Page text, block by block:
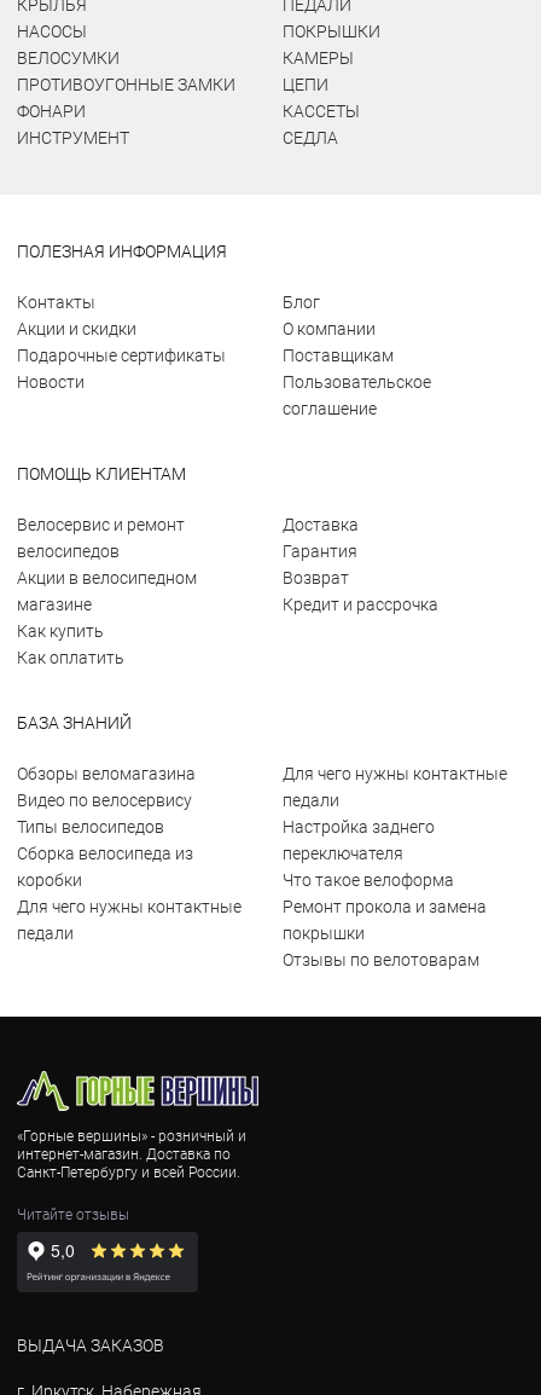
КРЫЛЬЯ
НАСОСЫ
ВЕЛОСУМКИ
ПРОТИВОУГОННЫЕ ЗАМКИ
ФОНАРИ
ИНСТРУМЕНТ
ПЕДАЛИ
ПОКРЫШКИ
КАМЕРЫ
ЦЕПИ
КАССЕТЫ
СЕДЛА
ПОЛЕЗНАЯ ИНФОРМАЦИЯ
Контакты
Акции и скидки
Подарочные сертификаты
Новости
Блог
О компании
Поставщикам
Пользовательское
соглашение
ПОМОЩЬ КЛИЕНТАМ
Велосервис и ремонт
велосипедов
Акции в велосипедном
магазине
Как купить
Как оплатить
Доставка
Гарантия
Возврат
Кредит и рассрочка
БАЗА ЗНАНИЙ
Обзоры веломагазина
Видео по велосервису
Типы велосипедов
Сборка велосипеда из
коробки
Для чего нужны контактные
педали
Для чего нужны контактные
педали
Настройка заднего
переключателя
Что такое велоформа
Ремонт прокола и замена
покрышки
Отзывы по велотоварам
«Горные вершины» - розничный и
интернет-магазин. Доставка по
Санкт-Петербургу и всей России.
Читайте отзывы
ВЫДАЧА ЗАКАЗОВ